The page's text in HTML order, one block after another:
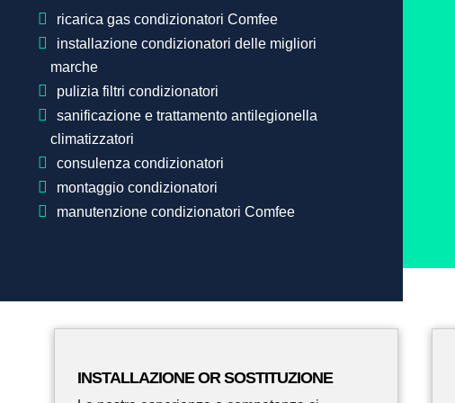
ricarica gas condizionatori Comfee
installazione condizionatori delle migliori
marche
pulizia filtri condizionatori
sanificazione e trattamento antilegionella
climatizzatori
consulenza condizionatori
montaggio condizionatori
manutenzione condizionatori Comfee
INSTALLAZIONE OR SOSTITUZIONE